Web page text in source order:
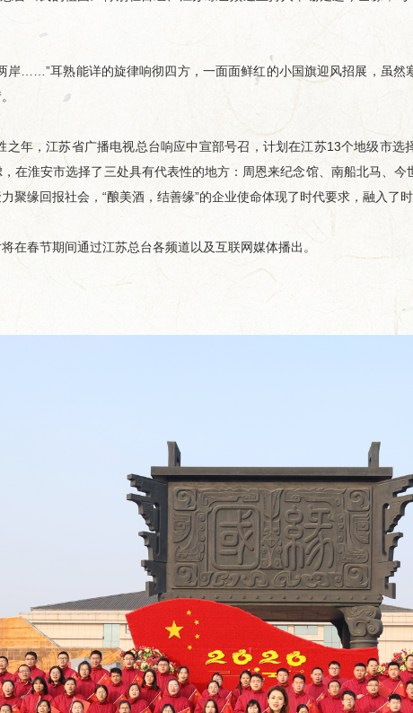
……”耳熟能详的旋律响彻四方，一面面鲜红的小国旗迎风招展，虽然
，江苏省广播电视总台响应中宣部号召，计划在江苏13个地级市选
在淮安市选择了三处具有代表性的地方：周恩来纪念馆、南船北马、
聚缘回报社会，“酿美酒，结善缘”的企业使命体现了时代要求，融入了
春节期间通过江苏总台各频道以及互联网媒体播出。